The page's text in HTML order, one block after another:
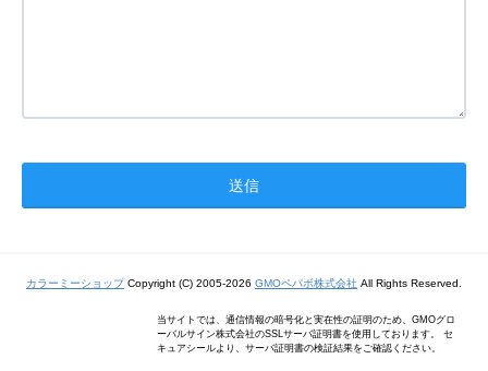
カラーミーショップCopyright (C) 2005-2026 GMOペパボ株式会社 All Rights Reserved.
当サイトでは、通信情報の暗号化と実在性の証明のため、GMOグロ
ーバルサイン株式会社のSSLサーバ証明書を使用しております。 セ
キュアシールより、サーバ証明書の検証結果をご確認ください。